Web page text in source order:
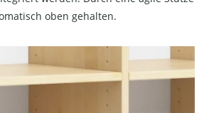
oben gehalten.